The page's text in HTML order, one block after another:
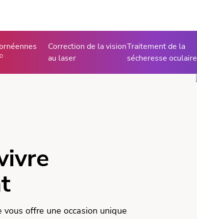
Correction de la vision
au laser
Traitement de la
sécheresse oculaire
offre une occasion unique